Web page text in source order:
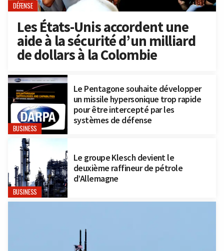
DÉFENSE
Les États-Unis accordent une
aide à la sécurité d’un milliard
de dollars à la Colombie
BUSINESS
Le Pentagone souhaite développer
un missile hypersonique trop rapide
pour être intercepté par les
systèmes de défense
BUSINESS
Le groupe Klesch devient le
deuxième raffineur de pétrole
d’Allemagne